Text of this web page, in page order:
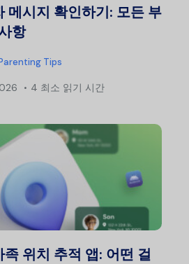
메시지 확인하기: 모든 부
항
Tips
4 최소 읽기 시간
위치 추적 앱: 어떤 걸